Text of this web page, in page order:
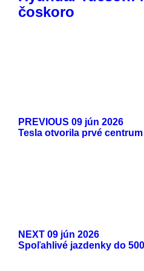
čoskoro
PREVIOUS 09 jún 2026
Tesla otvorila prvé
NEXT 09 jún 2026
Spoľahlivé jazdenky do